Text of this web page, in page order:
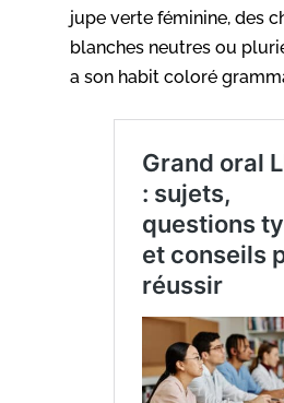
jupe verte féminine, des
blanches neutres ou
a son habit coloré